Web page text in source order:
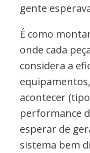
gente
É como
onde cada
considera a
acontecer
performance
esperar de
sistema bem